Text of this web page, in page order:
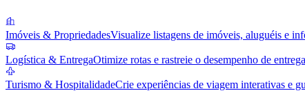
Imóveis & PropriedadesVisualize listagens de imóveis, aluguéis e
Logística & EntregaOtimize rotas e rastreie o desempenho de
Turismo & HospitalidadeCrie experiências de viagem interativas e